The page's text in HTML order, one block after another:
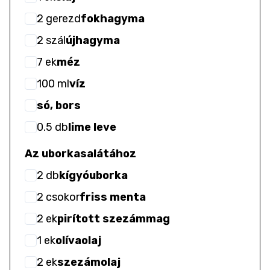
2 gerezdfokhagyma
2 szálújhagyma
7 ekméz
100 mlvíz
só, bors
0.5 dblime leve
Az uborkasalátához
2 dbkígyóuborka
2 csokorfriss menta
2 ekpirított szezámmag
1 ekolívaolaj
2 ekszezámolaj